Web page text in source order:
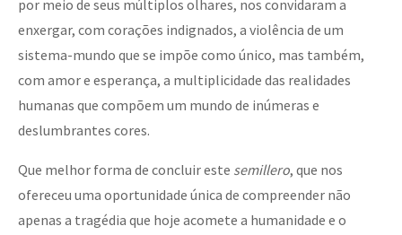
por meio de seus múltiplos olhares, nos convidaram a
enxergar, com corações indignados, a violência de um
sistema-mundo que se impõe como único, mas também,
com amor e esperança, a multiplicidade das realidades
humanas que compõem um mundo de inúmeras e
deslumbrantes cores.
Que melhor forma de concluir este semillero, que nos
ofereceu uma oportunidade única de compreender não
apenas a tragédia que hoje acomete a humanidade e o